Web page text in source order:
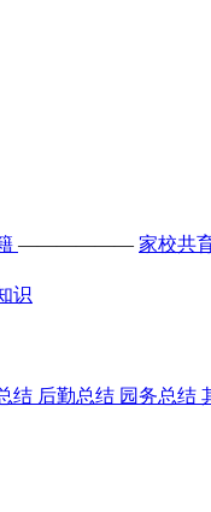
—————— 家校共
识
结 后勤总结 园务总结